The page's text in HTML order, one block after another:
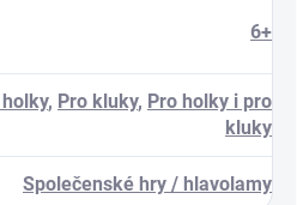
6+
holky, Pro kluky, Pro holky i pro
kluky
Společenské hry / hlavolamy